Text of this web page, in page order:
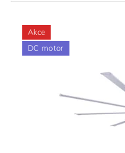
Akce
DC motor